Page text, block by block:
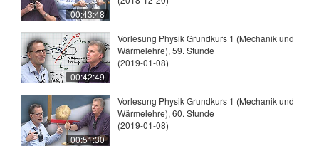
00:43:48
00:42:49
Vorlesung Physik Grundkurs 1 (Mechanik und
Wärmelehre), 59. Stunde
(2019-01-08)
00:51:30
Vorlesung Physik Grundkurs 1 (Mechanik und
Wärmelehre), 60. Stunde
(2019-01-08)